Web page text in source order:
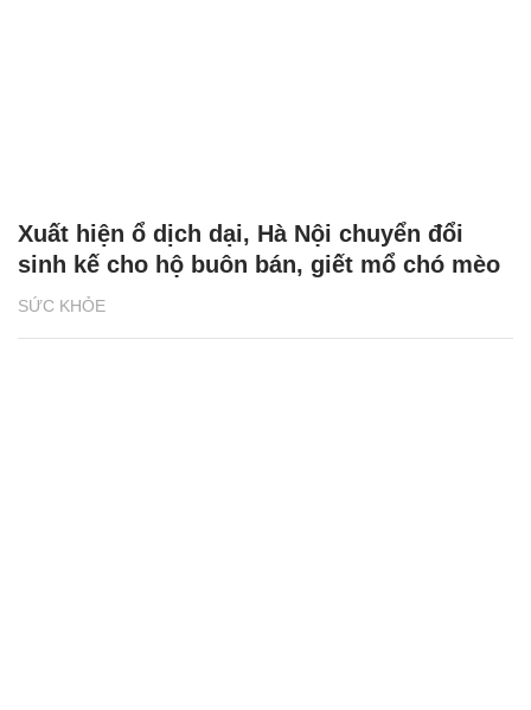
SỨC KHỎE
Xuất hiện ổ dịch dại, Hà Nội chuyển đổi
sinh kế cho hộ buôn bán, giết mổ chó mèo